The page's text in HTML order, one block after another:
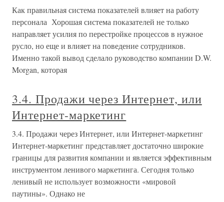
Как правильная система показателей влияет на работу
персонала Хорошая система показателей не только
направляет усилия по перестройке процессов в нужное
русло, но еще и влияет на поведение сотрудников.
Именно такой вывод сделало руководство компании D.W.
Morgan, которая
3.4. Продажи через Интернет, или
Интернет-маркетинг
3.4. Продажи через Интернет, или Интернет-маркетинг
Интернет-маркетинг представляет достаточно широкие
границы для развития компании и является эффективным
инструментом ленивого маркетинга. Сегодня только
ленивый не использует возможности «мировой
паутины». Однако не